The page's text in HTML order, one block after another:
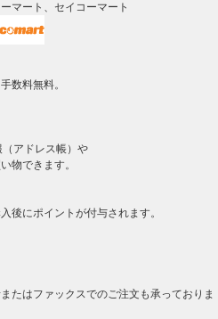
マート、セイコーマート
数料無料。
アドレス帳）や
物できます。
後にポイントが付与されます。
たはファックスでのご注文も承っておりま